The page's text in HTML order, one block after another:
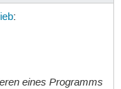
:
eines Programms